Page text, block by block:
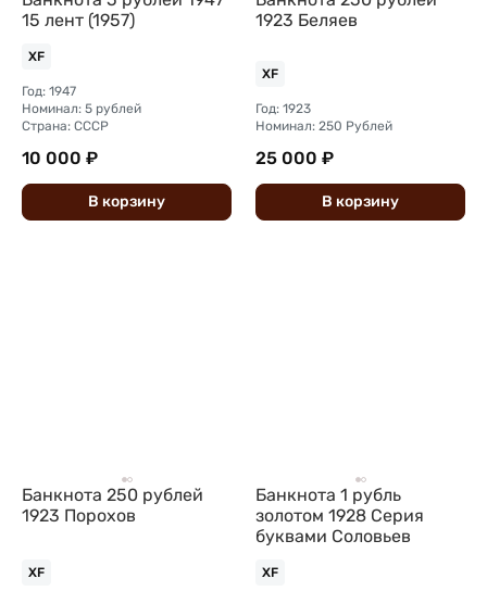
15 лент (1957)
XF
Год: 1947
Номинал: 5 рублей
Страна: СССР
10 000 ₽
В корзину
1923 Беляев
XF
Год: 1923
Номинал: 250 Рублей
25 000 ₽
В корзину
Банкнота 250 рублей
1923 Порохов
XF
Банкнота 1 рубль
золотом 1928 Серия
буквами Соловьев
XF